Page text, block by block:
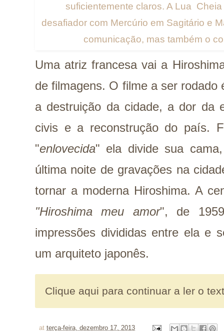
suficientemente claros. A Lua
desafiador com Mercúrio em Sagitário e
comunicação, mas também o
Uma atriz francesa vai a
de filmagens. O filme a ser rodado
a destruição da cidade, a dor da
civis e a reconstrução do país.
"enlovecida" ela divide sua
última noite de gravações na
tornar a moderna Hiroshima. A
"Hiroshima meu amor", de
impressões divididas entre ela e
um arquiteto japonês.
Clique aqui para continuar a ler o
at terça-feira, dezembro 17, 2013